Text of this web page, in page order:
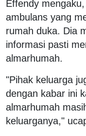
Effendy
ambulans yang
rumah duka. Dia
informasi pasti
almarhumah.
"Pihak keluarga
dengan kabar ini
almarhumah
keluarganya,"